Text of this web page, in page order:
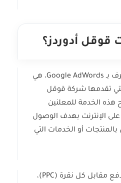
قوقل أدوردز؟
إعلانات قوقل، أو ما يُعرف بـ Google AdWords، هي
تقدمها شركة قوقل
هذه الخدمة للمعلنين
الإنترنت بهدف الوصول
أو الخدمات التي
المنصة تعمل بنظام الدفع مقابل كل نقرة (PPC)،